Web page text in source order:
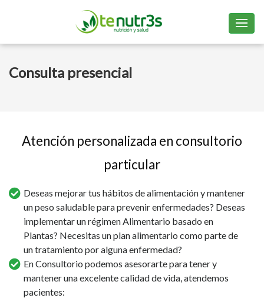
Consulta presencial
Atención personalizada en consultorio
particular
Deseas mejorar tus hábitos de alimentación y mantener
un peso saludable para prevenir enfermedades? Deseas
implementar un régimen Alimentario basado en
Plantas? Necesitas un plan alimentario como parte de
un tratamiento por alguna enfermedad?
En Consultorio podemos asesorarte para tener y
mantener una excelente calidad de vida, atendemos
pacientes: